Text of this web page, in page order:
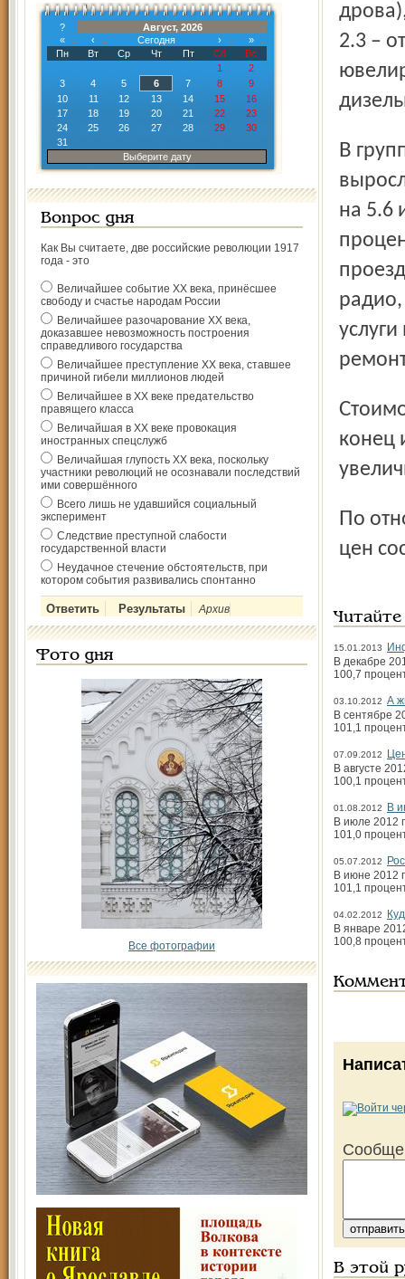
?
Август, 2026
«
‹ Сегодня ›
»
Пн
Вт Ср Чт Пт Сб
Вс
1
2
3
4 5 6 7 8
9
10
11 12 13 14 15
16
17
18 19 20 21 22
23
24
25 26 27 28 29
30
31
Выберите дату
Вопрос дня
Как Вы считаете, две российские революции 1917
года - это
Величайшее событие ХХ века, принёсшее
свободу и счастье народам России
Величайшее разочарование ХХ века,
доказавшее невозможность построения
справедливого государства
Величайшее преступление ХХ века, ставшее
причиной гибели миллионов людей
Величайшее в ХХ веке предательство
правящего класса
Величайшая в ХХ веке провокация
иностранных спецслужб
Величайшая глупость ХХ века, поскольку
участники революций не осознавали последствий
ими совершённого
Всего лишь не удавшийся социальный
эксперимент
Следствие преступной слабости
государственной власти
Неудачное стечение обстоятельств, при
котором события развивались спонтанно
Архив
Фото дня
Все фотографии
2.3 –
В группе платных услуг для населения с июля существенно
на 5.6
радио,
Стоимость минимального набора продуктов питания на
конец
По отношению к декабрю 2011 г. индекс потребительских
цен
15.01.2013
В декабре
100,7
03.10.2012 А
В сентябре
101,1
07.09.2012
В августе
100,1
01.08.2012
В
В июле 2012
101,0
05.07.2012
В июне 2012
101,1
04.02.2012
В январе
100,8
В этой